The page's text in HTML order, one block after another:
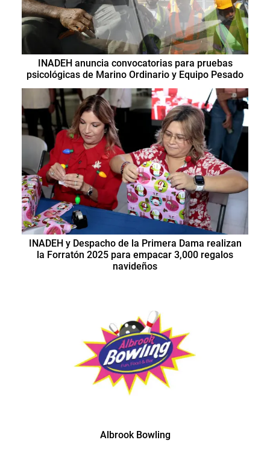
INADEH anuncia convocatorias para pruebas
psicológicas de Marino Ordinario y Equipo Pesado
INADEH y Despacho de la Primera Dama realizan
la Forratón 2025 para empacar 3,000 regalos
navideños
Albrook Bowling